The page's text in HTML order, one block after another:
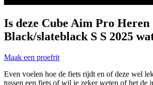
Is deze Cube Aim Pro Heren
Black/slateblack S S 2025
Maak een proefrit
Even voelen hoe de fiets rijdt en of deze wel
tussen een fiets of wil je zeker weten of het de